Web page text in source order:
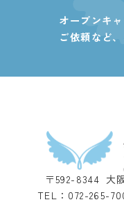
オープンキ
ご依頼など、
〒592-8344 大
TEL：072-265-